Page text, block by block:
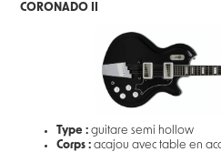
CORONADO II
Type :guitare semi hollow
Corps :acajou avec table en